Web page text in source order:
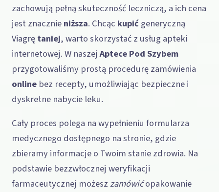
zachowują pełną skuteczność leczniczą, a ich cena
jest znacznieniższa. Chcąc kupićgeneryczną
Viagrętaniej, warto skorzystać z usług apteki
internetowej. W naszejAptece Pod Szybem
przygotowaliśmy prostą procedurę zamówienia
online bez recepty, umożliwiając bezpieczne i
dyskretne nabycie leku.
Cały proces polega na wypełnieniu formularza
medycznego dostępnego na stronie, gdzie
zbieramy informacje o Twoim stanie zdrowia. Na
podstawie bezzwłocznej weryfikacji
farmaceutycznej możeszzamówićopakowanie